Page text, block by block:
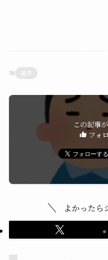
雑学
この記事
フォ
よかったら